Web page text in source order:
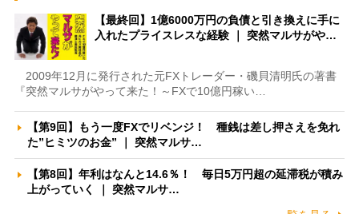
【最終回】1億6000万円の負債と引き換えに手に
入れたプライスレスな経験 ｜ 突然マルサがや…
2009年12月に発行された元FXトレーダー・磯貝清明氏の著書
『突然マルサがやって来た！～FXで10億円稼い…
【第9回】もう一度FXでリベンジ！ 種銭は差し押さえを免れ
た”ヒミツのお金” ｜ 突然マルサ…
【第8回】年利はなんと14.6％！ 毎日5万円超の延滞税が積み
上がっていく ｜ 突然マルサ…